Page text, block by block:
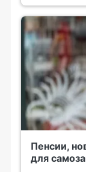
Пенсии,
для